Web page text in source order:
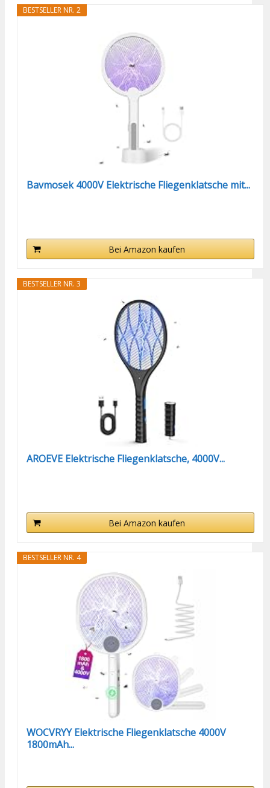
BESTSELLER NR. 2
Bavmosek 4000V Elektrische Fliegenklatsche mit...
Bei Amazon kaufen
BESTSELLER NR. 3
AROEVE Elektrische Fliegenklatsche, 4000V...
Bei Amazon kaufen
BESTSELLER NR. 4
WOCVRYY Elektrische Fliegenklatsche 4000V
1800mAh...